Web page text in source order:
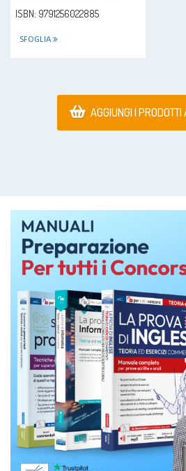
ISBN: 9791256022885
SFOGLIA
AGGIUNGI I